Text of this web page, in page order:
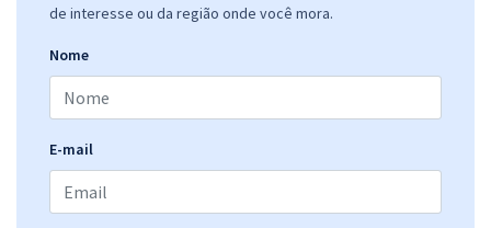
de interesse ou da região onde você mora.
Nome
E-mail